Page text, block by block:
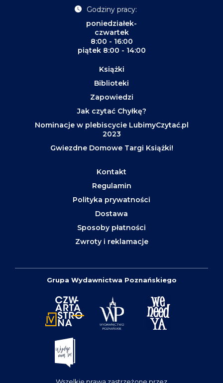
Godziny pracy:
poniedziałek-
czwartek
8:00 - 16:00
piątek 8:00 - 14:00
Książki
Biblioteki
Zapowiedzi
Jak czytać Chyłkę?
Nominacje w plebiscycie LubimyCzytać.pl
2023
Gwiezdne Domowe Targi Książki!
Kontakt
Regulamin
Polityka prywatności
Dostawa
Sposoby płatności
Zwroty i reklamacje
Grupa Wydawnictwa Poznańskiego